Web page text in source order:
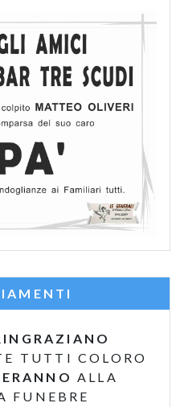
TUTTI COLORO
ALLA
FUNEBRE